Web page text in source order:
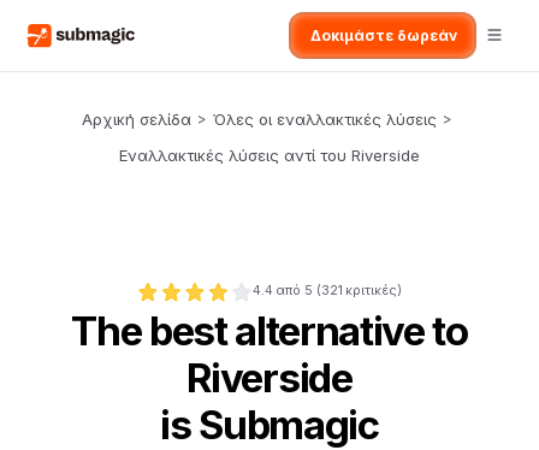
Δοκιμάστε δωρεάν
Αρχική σελίδα > Όλες οι εναλλακτικές λύσεις >
Εναλλακτικές λύσεις αντί του Riverside
4.4 από 5 (321 κριτικές)
The best alternative to
Riverside
is Submagic